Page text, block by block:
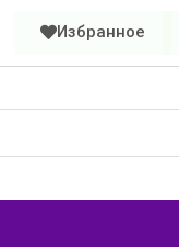
Избранное